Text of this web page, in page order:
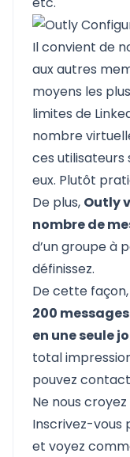
Il convient de
aux autres
moyens les
limites de
nombre
ces
eux. Plutôt
De plus, Outly
nombre de
d’un groupe à
définissez.
De cette
200
en une seule
total
pouvez
Ne nous
Inscrivez-vous
et voyez